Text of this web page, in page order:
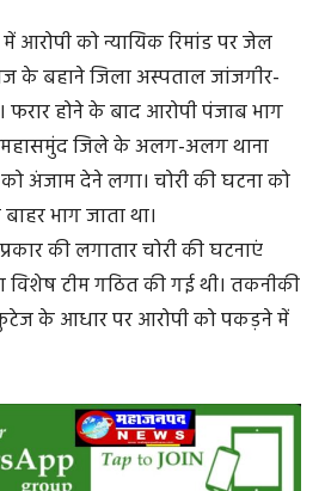
एवं बिर्रा थाना क्षेत्र शामिल
आरोपी को न्यायिक रिमांड पर जेल
के बहाने जिला अस्पताल जांजगीर-
फरार होने के बाद आरोपी पंजाब भाग
जिले के अलग-अलग थाना
को अंजाम देने लगा। चोरी की घटना को
भाग जाता था।
की लगातार चोरी की घटनाएं
विशेष टीम गठित की गई थी। तकनीकी
के आधार पर आरोपी को पकड़ने में